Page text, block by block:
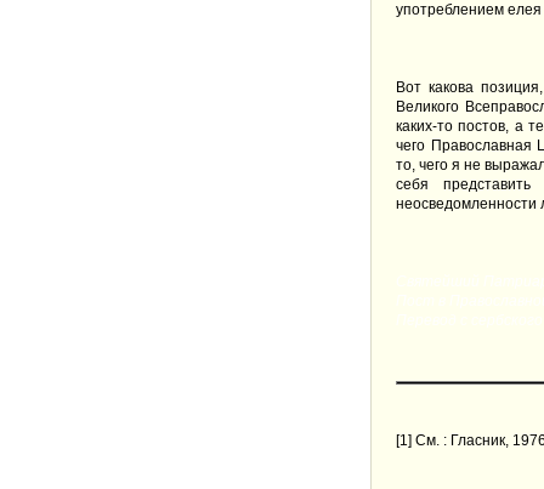
употреблением
Вот какова
Великого
каких-то постов, а
чего Православная
то, чего я не
себя
неосведомленности
[1] См. : Гласник,